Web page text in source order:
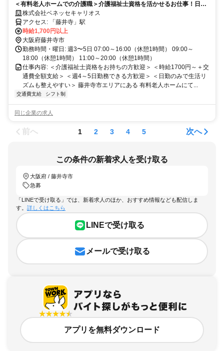
＜有料老人ホームでの介護職＞介護福祉士資格を活かせるお仕事！日勤
のみで生活リズムも整えやすい◎週4～5日勤務できる方歓迎
株式会社ベネッセキャリオス
アクセス: 「藤井寺」駅
時給1,700円以上
大阪府藤井寺市
勤務時間・曜日: 週3〜5日 07:00～16:00（休憩1時間） 09:00～
18:00（休憩1時間） 11:00～20:00（休憩1時間）
仕事内容: ＜介護福祉士資格をお持ちの方歓迎＞ ＜時給1700円～＋交
通費全額支給＞ ＜週4～5日勤務できる方歓迎＞ ＜日勤のみで生活リ
ズムも整えやすい＞ 藤井寺市エリアにある 有料老人ホームにて...
交通費支給 シフト制
同じ企業の求人
前へ 1 2 3 4 5 次へ
この条件の新着求人を受け取る
大阪府 / 藤井寺市
急募
「LINEで受け取る」では、新着求人のほか、おすすめ情報なども配信しま
す。 詳しくはこちら
LINEで受け取る
メールで受け取る
アプリを無料ダウンロード